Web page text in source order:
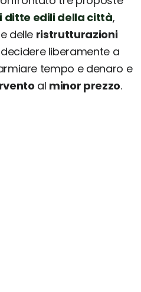
ditte edili della città,
delle ristrutturazioni
liberamente a
tempo e denaro e
al minor prezzo.